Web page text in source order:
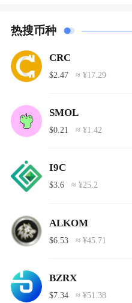
热搜币种
CRC
$2.47 ≈ ¥17.29
SMOL
$0.21 ≈ ¥1.42
I9C
$3.6 ≈ ¥25.2
ALKOM
$6.53 ≈ ¥45.71
BZRX
$7.34 ≈ ¥51.38